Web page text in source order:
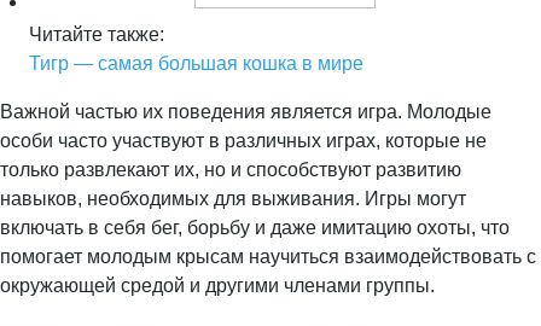
Читайте также:
Тигр — самая большая кошка в мире
Важной частью их поведения является игра. Молодые
особи часто участвуют в различных играх, которые не
только развлекают их, но и способствуют развитию
навыков, необходимых для выживания. Игры могут
включать в себя бег, борьбу и даже имитацию охоты, что
помогает молодым крысам научиться взаимодействовать с
окружающей средой и другими членами группы.